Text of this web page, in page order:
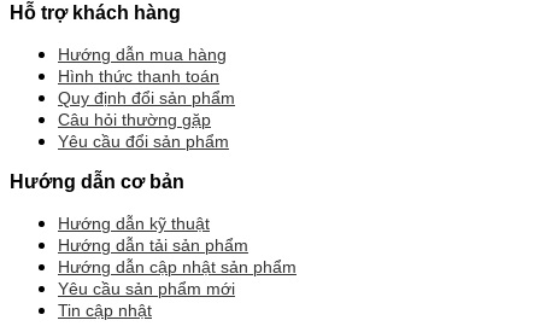
Hỗ trợ khách hàng
Hướng dẫn mua hàng
Hình thức thanh toán
Quy định đổi sản phẩm
Câu hỏi thường gặp
Yêu cầu đổi sản phẩm
Hướng dẫn cơ bản
Hướng dẫn kỹ thuật
Hướng dẫn tải sản phẩm
Hướng dẫn cập nhật sản phẩm
Yêu cầu sản phẩm mới
Tin cập nhật